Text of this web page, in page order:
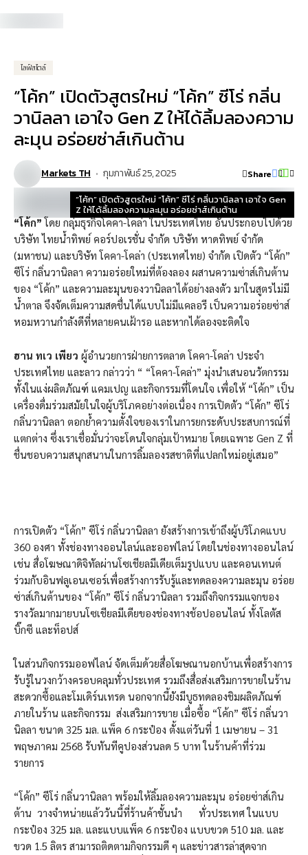
ไลฟ์สไตล์
“โค้ก” เปิดตัวสูตรใหม่ “โค้ก” ซีโร่ กลิ่น
วานิลลา เอาใจ Gen Z ให้ได้ลิ้มลองความ
ละมุน อร่อยซ่าส์เกินต้าน
Markets TH กุมภาพันธ์ 25, 2025
Share
“โค้ก” เปิดตัวสูตรใหม่ “โค้ก” ซีโร่ กลิ่นวานิลลา เอาใจ Gen
Z ให้ได้ลิ้มลองความละมุน อร่อยซ่าส์เกินต้าน
“โค้ก” โดย กลุ่มธุรกิจโคคา-โคล่า ในประเทศไทย อันประกอบไปด้วย
บริษัท ไทยน้ำทิพย์ คอร์ปอเรชั่น จำกัด บริษัท หาดทิพย์ จำกัด
(มหาชน) และบริษัท โคคา-โคล่า (ประเทศไทย) จำกัด เปิดตัว “โค้ก”
ซีโร่ กลิ่นวานิลลา ความอร่อยใหม่ที่ต้องลอง ผสานความซ่าส์เกินต้าน
ของ “โค้ก” และความละมุนของวานิลลาได้อย่างลงตัว มาในสูตรไม่มี
น้ำตาล จึงจัดเต็มความสดชื่นได้แบบไม่มีแคลอรี เป็นความอร่อยซ่าส์
หอมหวานกำลังดีที่หลายคนเฝ้ารอ และหากได้ลองจะติดใจ
ฮาน ทเว เพียว ผู้อำนวยการฝ่ายการตลาด โคคา-โคล่า ประจำ
ประเทศไทย และลาว กล่าวว่า “ “โคคา-โคล่า” มุ่งนำเสนอนวัตกรรม
ทั้งในแง่ผลิตภัณฑ์ แคมเปญ และกิจกรรมที่โดนใจ เพื่อให้ “โค้ก” เป็น
เครื่องดื่มร่วมสมัยในใจผู้บริโภคอย่างต่อเนื่อง การเปิดตัว “โค้ก” ซีโร่
กลิ่นวานิลลา ตอกย้ำความตั้งใจของเราในการยกระดับประสบการณ์ที่
แตกต่าง ซึ่งเราเชื่อมั่นว่าจะโดนใจกลุ่มเป้าหมาย โดยเฉพาะ Gen Z ที่
ชื่นชอบความสนุกสนานในการลิ้มลองรสชาติที่แปลกใหม่อยู่เสมอ”
การเปิดตัว “โค้ก” ซีโร่ กลิ่นวานิลลา ยังสร้างการเข้าถึงผู้บริโภคแบบ
360 องศา ทั้งช่องทางออนไลน์และออฟไลน์ โดยในช่องทางออนไลน์
เช่น สื่อโฆษณาดิจิทัลผ่านโซเชียลมีเดียเต็มรูปแบบ และคอนเทนต์
ร่วมกับอินฟลูเอนเซอร์เพื่อสร้างการรับรู้และทดลองความละมุน อร่อย
ซ่าส์เกินต้านของ “โค้ก” ซีโร่ กลิ่นวานิลลา รวมถึงกิจกรรมแจกของ
รางวัลมากมายบนโซเชียลมีเดียของช่องทางช้อปออนไลน์ ทั้งโลตัส
บิ๊กซี และท็อปส์
ในส่วนกิจกรรมออฟไลน์ จัดเต็มด้วยสื่อโฆษณานอกบ้านเพื่อสร้างการ
รับรู้ในวงกว้างครอบคลุมทั่วประเทศ รวมถึงสื่อส่งเสริมการขายในร้าน
สะดวกซื้อและโมเดิร์นเทรด นอกจากนี้ยังมีบูธทดลองชิมผลิตภัณฑ์
ภายในร้าน และกิจกรรม ส่งเสริมการขาย เมื่อซื้อ “โค้ก” ซีโร่ กลิ่นวา
นิลลา ขนาด 325 มล. แพ็ค 6 กระป๋อง ตั้งแต่วันที่ 1 เมษายน – 31
พฤษภาคม 2568 รับทันทีคูปองส่วนลด 5 บาท ในร้านค้าที่ร่วม
รายการ
“โค้ก” ซีโร่ กลิ่นวานิลลา พร้อมให้ลิ้มลองความละมุน อร่อยซ่าส์เกิน
ต้าน วางจำหน่ายแล้ววันนี้ที่ร้านค้าชั้นนำ ทั่วประเทศ ในแบบ
กระป๋อง 325 มล. และแบบแพ็ค 6 กระป๋อง แบบขวด 510 มล. และ
ขวด 1.5 ลิตร สามารถติดตามกิจกรรมดี ๆ และข่าวสารล่าสุดจาก